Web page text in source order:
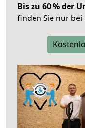
Bis zu 60 % der
finden Sie nur bei